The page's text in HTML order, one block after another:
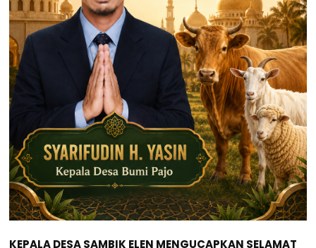
KEPALA DESA SAMBIK ELEN MENGUCAPKAN SELAMAT